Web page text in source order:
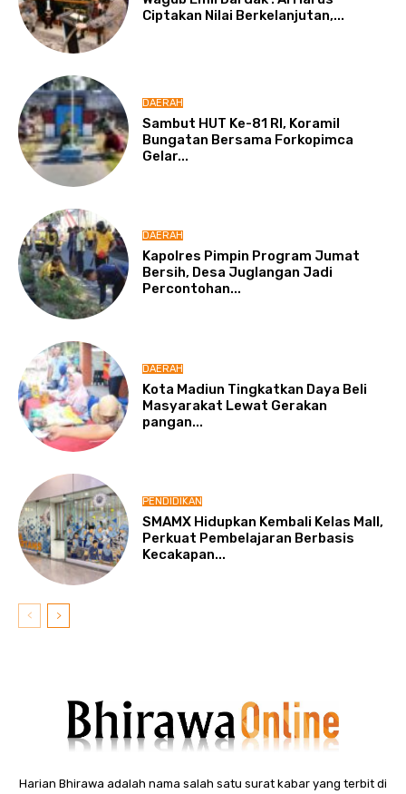
Ciptakan Nilai Berkelanjutan,...
DAERAH
Sambut HUT Ke-81 RI, Koramil
Bungatan Bersama Forkopimca
Gelar...
DAERAH
Kapolres Pimpin Program Jumat
Bersih, Desa Juglangan Jadi
Percontohan...
DAERAH
Kota Madiun Tingkatkan Daya Beli
Masyarakat Lewat Gerakan
pangan...
PENDIDIKAN
SMAMX Hidupkan Kembali Kelas Mall,
Perkuat Pembelajaran Berbasis
Kecakapan...
Harian Bhirawa adalah nama salah satu surat kabar yang terbit di